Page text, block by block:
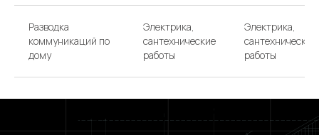
Разводка
коммуникаций по
дому
Электрика,
сантехнические
работы
Электрика,
сантехнические
работы